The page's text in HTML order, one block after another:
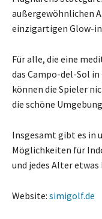
außergewöhnlichen
einzigartigen Glow-
Für alle, die eine
das Campo-del-Sol
können die Spieler
die schöne
Insgesamt gibt es in
Möglichkeiten für
und jedes Alter etwas
Website: simigolf.de